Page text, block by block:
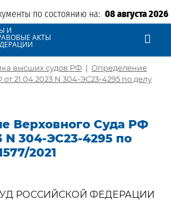
по состоянию на: 08 августа 2026
И
АКТЫ
высших судов РФ | Определение
21.04.2023 N 304-ЭС23-4295 по делу
Верховного Суда РФ
N 304-ЭС23-4295 по
2021
РОССИЙСКОЙ ФЕДЕРАЦИИ